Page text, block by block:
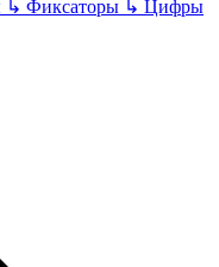
↳ Фиксаторы ↳ Цифры